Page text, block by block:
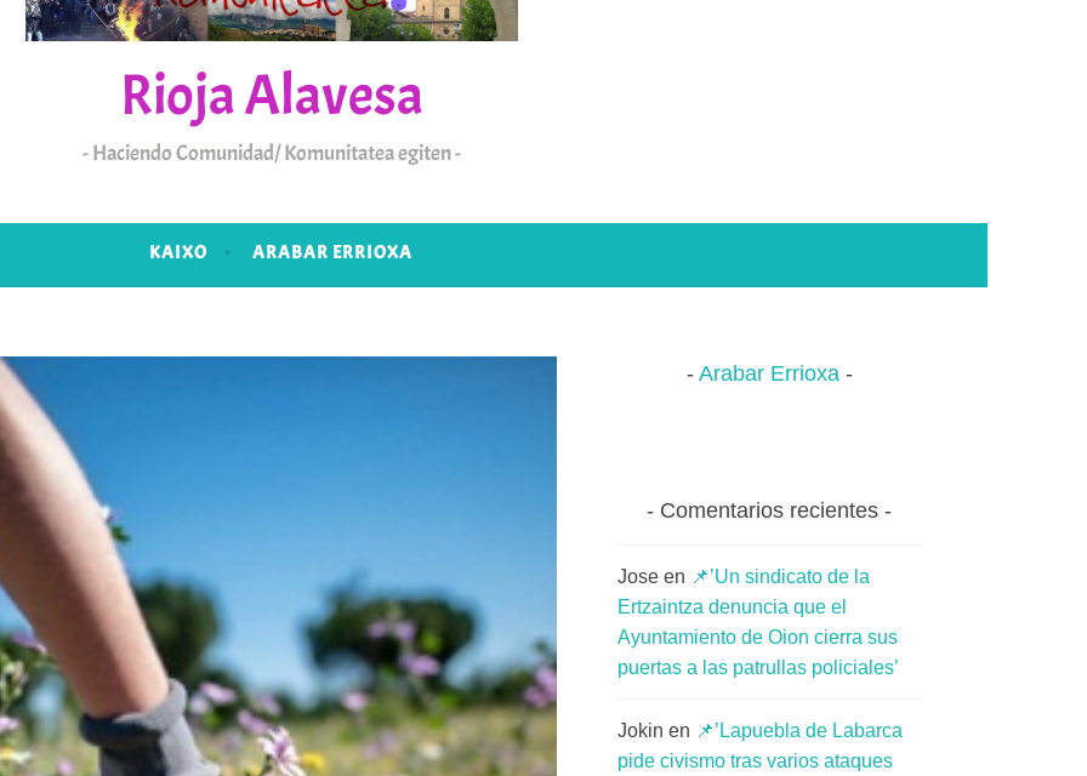
Rioja Alavesa
Haciendo Comunidad/ Komunitatea egiten
KAIXO ARABAR ERRIOXA
Arabar Errioxa
Comentarios recientes
Jose en 📌’Un sindicato de la
Ertzaintza denuncia que el
Ayuntamiento de Oion cierra sus
puertas a las patrullas policiales’
Jokin en 📌’Lapuebla de Labarca
pide civismo tras varios ataques